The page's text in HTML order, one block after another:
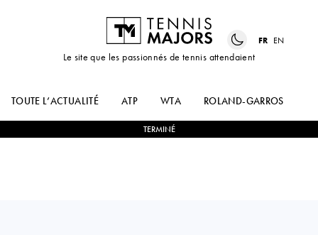
Le site que les passionnés de tennis attendaient
FR EN
TOUTE L’ACTUALITÉ ATP WTA ROLAND-GARROS
TERMINÉ